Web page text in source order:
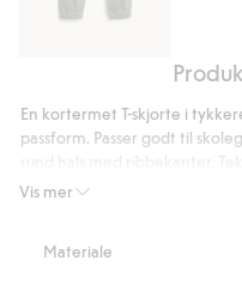
elastisk
Vis mer
En kortermet T-skjorte i
passform. Passer godt til
Oversize-passform
Materiale